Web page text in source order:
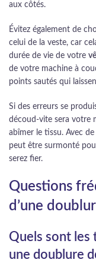
aux côtés.
Évitez également de
celui de la veste, car
durée de vie de votre
de votre machine à
points sautés qui
Si des erreurs se
découd-vite sera votre
abîmer le tissu. Avec
peut être surmonté
serez fier.
Questions
d’une
Quels sont les
une doublure